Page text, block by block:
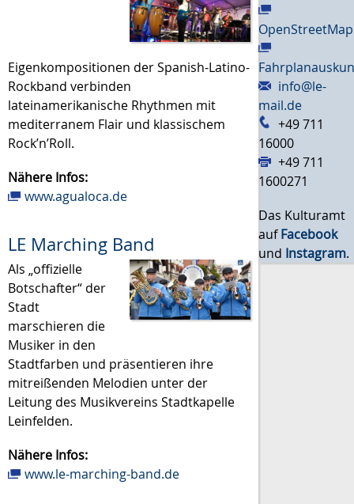
Eigenkompositionen der Spanish-Latino-
Rockband verbinden
lateinamerikanische Rhythmen mit
mediterranem Flair und klassischem
Rock’n’Roll.
Nähere Infos:
www.agualoca.de
LE Marching Band
Als „offizielle
Botschafter“ der
Stadt
marschieren die
Musiker in den
Stadtfarben und präsentieren ihre
mitreißenden Melodien unter der
Leitung des Musikvereins Stadtkapelle
Leinfelden.
Nähere Infos:
www.le-marching-band.de
OpenStreetMap
info@le-
mail.de
+49 711
16000
+49 711
1600271
Das Kulturamt
aufFacebook
und Instagram.